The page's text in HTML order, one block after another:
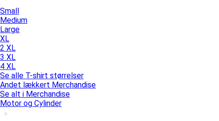
Small
Medium
Large
XL
2 XL
3 XL
4 XL
Se alle T-shirt størrelser
Andet lækkert Merchandise
Se alt i Merchandise
Motor og Cylinder